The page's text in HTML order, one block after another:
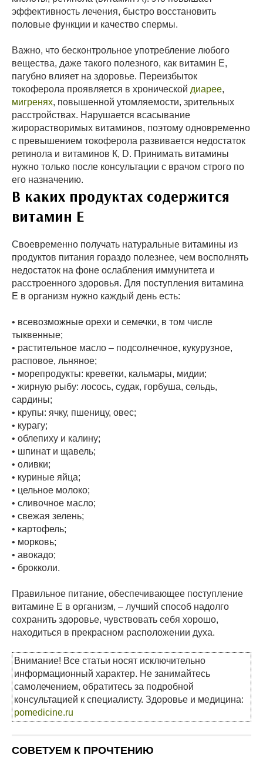
эффективность лечения, быстро восстановить
половые функции и качество спермы.
Важно, что бесконтрольное употребление любого
вещества, даже такого полезного, как витамин Е,
пагубно влияет на здоровье. Переизбыток
токоферола проявляется в хронической диарее,
мигренях, повышенной утомляемости, зрительных
расстройствах. Нарушается всасывание
жирорастворимых витаминов, поэтому одновременно
с превышением токоферола развивается недостаток
ретинола и витаминов К, D. Принимать витамины
нужно только после консультации с врачом строго по
его назначению.
В каких продуктах содержится
витамин Е
Своевременно получать натуральные витамины из
продуктов питания гораздо полезнее, чем восполнять
недостаток на фоне ослабления иммунитета и
расстроенного здоровья. Для поступления витамина
Е в организм нужно каждый день есть:
• всевозможные орехи и семечки, в том числе
тыквенные;
• растительное масло – подсолнечное, кукурузное,
расповое, льняное;
• морепродукты: креветки, кальмары, мидии;
• жирную рыбу: лосось, судак, горбуша, сельдь,
сардины;
• крупы: ячку, пшеницу, овес;
• курагу;
• облепиху и калину;
• шпинат и щавель;
• оливки;
• куриные яйца;
• цельное молоко;
• сливочное масло;
• свежая зелень;
• картофель;
• морковь;
• авокадо;
• брокколи.
Правильное питание, обеспечивающее поступление
витамине Е в организм, – лучший способ надолго
сохранить здоровье, чувствовать себя хорошо,
находиться в прекрасном расположении духа.
Внимание! Все статьи носят исключительно
информационный характер. Не занимайтесь
самолечением, обратитесь за подробной
консультацией к специалисту. Здоровье и медицина:
pomedicine.ru
СОВЕТУЕМ К ПРОЧТЕНИЮ